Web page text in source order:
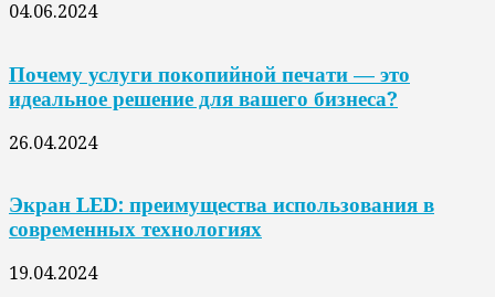
04.06.2024
Почему услуги покопийной печати — это
идеальное решение для вашего бизнеса?
26.04.2024
Экран LED: преимущества использования в
современных технологиях
19.04.2024